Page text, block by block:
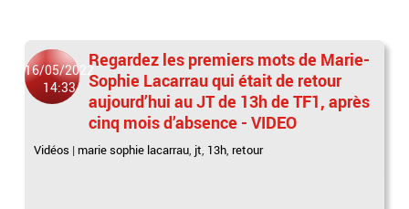
16/05/2022
14:33
Regardez les premiers mots de Marie-
Sophie Lacarrau qui était de retour
aujourd’hui au JT de 13h de TF1, après
cinq mois d’absence - VIDEO
Vidéos | marie sophie lacarrau, jt, 13h, retour